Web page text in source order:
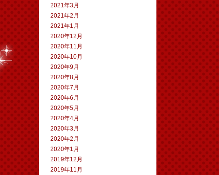
2021年3月
2021年2月
2021年1月
2020年12月
2020年11月
2020年10月
2020年9月
2020年8月
2020年7月
2020年6月
2020年5月
2020年4月
2020年3月
2020年2月
2020年1月
2019年12月
2019年11月